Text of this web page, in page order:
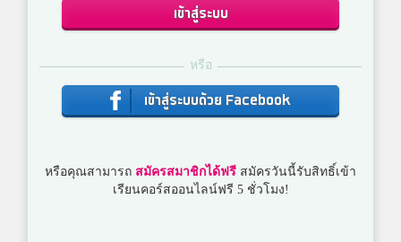
เข้าสู่ระบบ
หรือ
เข้าสู่ระบบด้วย Facebook
หรือคุณสามารถ สมัครสมาชิกได้ฟรี สมัครวันนี้รับสิทธิ์เข้า
เรียนคอร์สออนไลน์ฟรี 5 ชั่วโมง!